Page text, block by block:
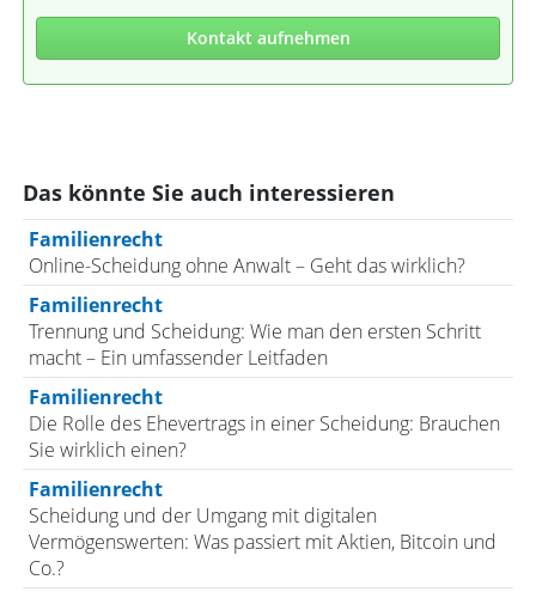
Kontakt aufnehmen
Das könnte Sie auch interessieren
Familienrecht
Online-Scheidung ohne Anwalt – Geht das wirklich?
Familienrecht
Trennung und Scheidung: Wie man den ersten Schritt
macht – Ein umfassender Leitfaden
Familienrecht
Die Rolle des Ehevertrags in einer Scheidung: Brauchen
Sie wirklich einen?
Familienrecht
Scheidung und der Umgang mit digitalen
Vermögenswerten: Was passiert mit Aktien, Bitcoin und
Co.?